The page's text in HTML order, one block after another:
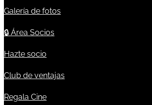
Galería de fotos
🔒 Área Socios
Hazte socio
Club de ventajas
Regala Cine